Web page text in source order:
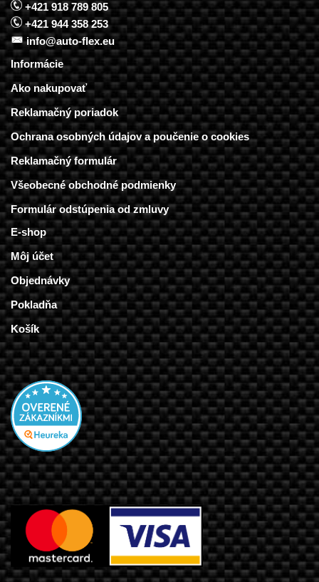
+421 918 789 805
+421 944 358 253
info@auto-flex.eu
Informácie
Ako nakupovať
Reklamačný poriadok
Ochrana osobných údajov a poučenie o cookies
Reklamačný formulár
Všeobecné obchodné podmienky
Formulár odstúpenia od zmluvy
E-shop
Môj účet
Objednávky
Pokladňa
Košík